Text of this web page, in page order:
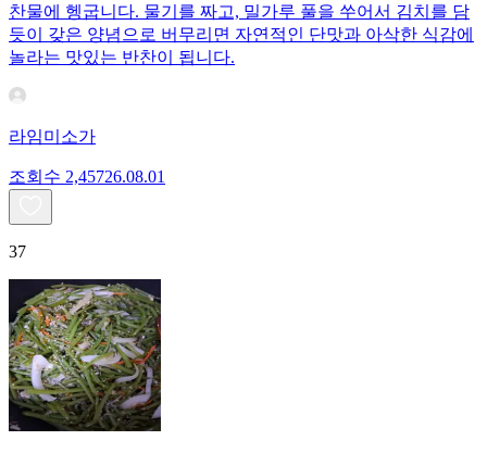
찬물에 헹굽니다. 물기를 짜고, 밀가루 풀을 쑤어서 김치를 담
듯이 갖은 양념으로 버무리면 자연적인 단맛과 아삭한 식감에
놀라는 맛있는 반찬이 됩니다.
라임미소가
조회수 2,45726.08.01
37